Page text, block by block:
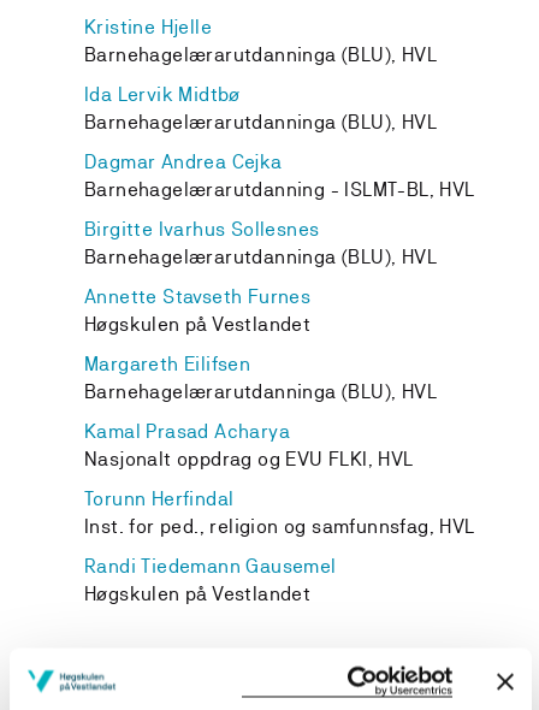
Kristine Hjelle
Barnehagelærarutdanninga (BLU), HVL
Ida Lervik Midtbø
Barnehagelærarutdanninga (BLU), HVL
Dagmar Andrea Cejka
Barnehagelærarutdanning - ISLMT-BL, HVL
Birgitte Ivarhus Sollesnes
Barnehagelærarutdanninga (BLU), HVL
Annette Stavseth Furnes
Høgskulen på Vestlandet
Margareth Eilifsen
Barnehagelærarutdanninga (BLU), HVL
Kamal Prasad Acharya
Nasjonalt oppdrag og EVU FLKI, HVL
Torunn Herfindal
Inst. for ped., religion og samfunnsfag, HVL
Randi Tiedemann Gausemel
Høgskulen på Vestlandet